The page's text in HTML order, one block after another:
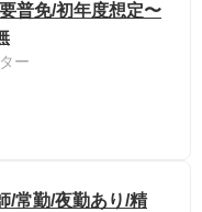
普免/初年度想定〜
ー
/常勤/夜勤あり/精